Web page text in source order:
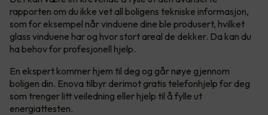
rapporten om du ikke vet all boligens tekniske informasjon,
som for eksempel når vinduene dine ble produsert, hvilket
glass vinduene har og hvor stort areal de dekker. Da kan du
ha behov for profesjonell hjelp.
En ekspert kommer hjem til deg og går nøye gjennom
boligen din. Enova tilbyr derimot gratis telefonhjelp for deg
som trenger litt veiledning eller hjelp til å fylle ut
energiattesten.